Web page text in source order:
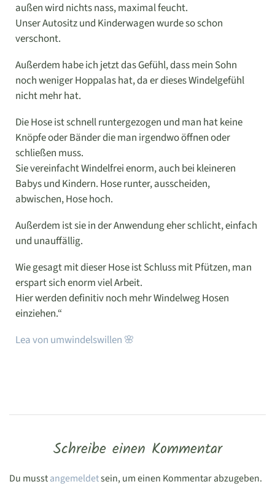
außen wird nichts nass, maximal feucht.
Unser Autositz und Kinderwagen wurde so schon
verschont.
Außerdem habe ich jetzt das Gefühl, dass mein Sohn
noch weniger Hoppalas hat, da er dieses Windelgefühl
nicht mehr hat.
Die Hose ist schnell runtergezogen und man hat keine
Knöpfe oder Bänder die man irgendwo öffnen oder
schließen muss.
Sie vereinfacht Windelfrei enorm, auch bei kleineren
Babys und Kindern. Hose runter, ausscheiden,
abwischen, Hose hoch.
Außerdem ist sie in der Anwendung eher schlicht, einfach
und unauffällig.
Wie gesagt mit dieser Hose ist Schluss mit Pfützen, man
erspart sich enorm viel Arbeit.
Hier werden definitiv noch mehr Windelweg Hosen
einziehen.“
Lea von umwindelswillen 🌸
Schreibe einen Kommentar
Du musstangemeldetsein, um einen Kommentar abzugeben.